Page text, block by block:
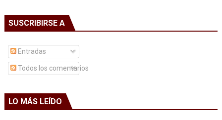
SUSCRIBIRSE A
Entradas
Todos los comentarios
LO MÁS LEÍDO